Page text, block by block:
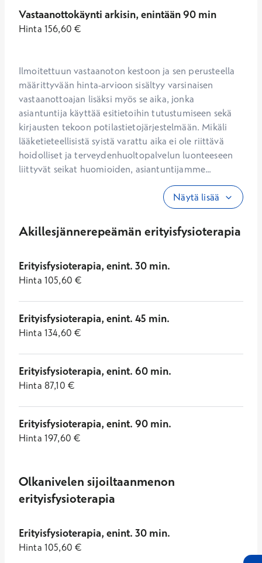
Vastaanottokäynti arkisin, enintään 90 min
Hinta 156,60 €
Ilmoitettuun vastaanoton kestoon ja sen perusteella
määrittyvään hinta-arvioon sisältyy varsinaisen
vastaanottoajan lisäksi myös se aika, jonka
asiantuntija käyttää esitietoihin tutustumiseen sekä
kirjausten tekoon potilastietojärjestelmään. Mikäli
lääketieteellisistä syistä varattu aika ei ole riittävä
hoidolliset ja terveydenhuoltopalvelun luonteeseen
liittyvät seikat huomioiden, asiantuntijamme...
Näytä lisää
Akillesjännerepeämän erityisfysioterapia
Erityisfysioterapia, enint. 30 min.
Hinta 105,60 €
Erityisfysioterapia, enint. 45 min.
Hinta 134,60 €
Erityisfysioterapia, enint. 60 min.
Hinta 87,10 €
Erityisfysioterapia, enint. 90 min.
Hinta 197,60 €
Olkanivelen sijoiltaanmenon
erityisfysioterapia
Erityisfysioterapia, enint. 30 min.
Hinta 105,60 €